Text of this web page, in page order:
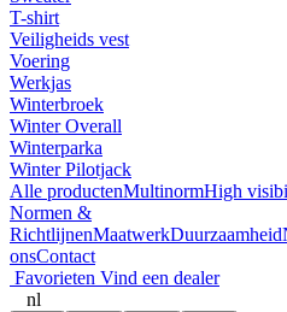
T-shirt
Veiligheids vest
Voering
Werkjas
Winterbroek
Winter Overall
Winterparka
Winter Pilotjack
Alle productenMultinormHigh
Normen &
RichtlijnenMaatwerkDuurzaamheid
onsContact
Favorieten Vind een dealer
nl